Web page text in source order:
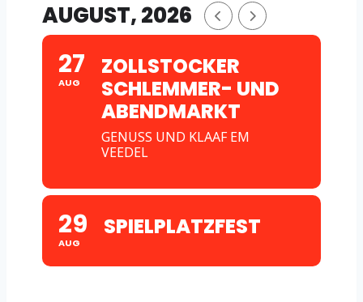
AUGUST, 2026
27
AUG
ZOLLSTOCKER
SCHLEMMER- UND
ABENDMARKT
GENUSS UND KLAAF EM
VEEDEL
29
AUG
SPIELPLATZFEST